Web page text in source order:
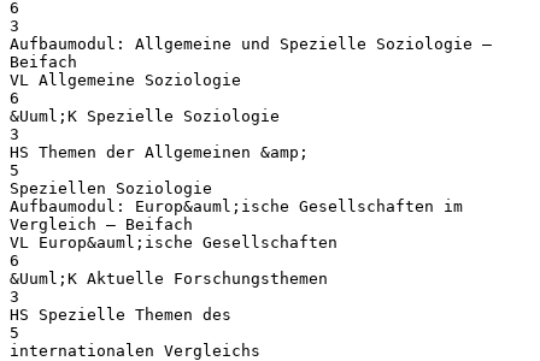
6
3
Aufbaumodul: Allgemeine und Spezielle Soziologie –
Beifach
VL Allgemeine Soziologie
6
&Uuml;K Spezielle Soziologie
3
HS Themen der Allgemeinen &amp;
5
Speziellen Soziologie
Aufbaumodul: Europ&auml;ische Gesellschaften im
Vergleich – Beifach
VL Europ&auml;ische Gesellschaften
6
&Uuml;K Aktuelle Forschungsthemen
3
HS Spezielle Themen des
5
internationalen Vergleichs